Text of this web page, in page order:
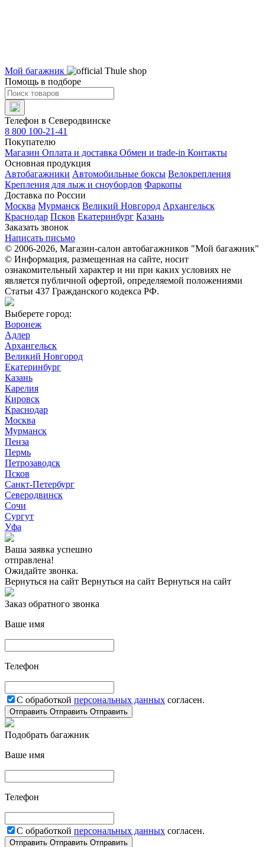
Мой багажник
Помощь в подборе
Телефон в Северодвинске
8 800 100-21-41
Покупателю
Магазин Оплата и доставка Обмен и trade-in Контакты
Основная продукция
Автобагажники Автомобильные боксы Велокрепления
Крепления для лыж и сноубордов Фаркопы
Доставка по России
Москва Мурманск Великий Новгород Архангельск
Краснодар Псков Екатеринбург Казань
Заказать звонок
Написать письмо
© 2006-2026, Магазин-салон автобагажников "Мой багажник"
© Информация, размещенная на сайте, носит
ознакомительный характер и ни при каких условиях не
является публичной офертой, определяемой положениями
Статьи 437 Гражданского кодекса РФ.
Выберете город:
Воронеж
Адлер
Архангельск
Великий Новгород
Екатеринбург
Казань
Карелия
Кировск
Краснодар
Москва
Мурманск
Пенза
Пермь
Петрозаводск
Псков
Санкт-Петербург
Северодвинск
Сочи
Сургут
Уфа
Ваша заявка успешно
отправлена!
Ожидайте звонка.
Вернуться на сайт Вернуться на сайт Вернуться на сайт
Заказ обратного звонка
Ваше имя
Телефон
С обработкой персональных данных согласен.
Отправить Отправить Отправить
Подобрать багажник
Ваше имя
Телефон
С обработкой персональных данных согласен.
Отправить Отправить Отправить